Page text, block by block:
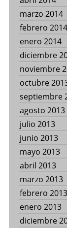
marzo 2014
febrero 2014
enero 2014
diciembre
noviembre
octubre
septiembre
agosto 2013
julio 2013
junio 2013
mayo 2013
abril 2013
marzo 2013
febrero 2013
enero 2013
diciembre